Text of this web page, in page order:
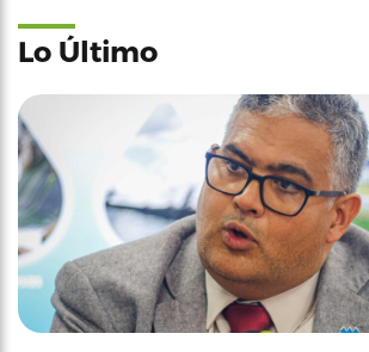
Lo Último